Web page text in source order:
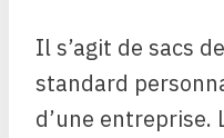
Il s’agit de sacs
standard
d’une entreprise.